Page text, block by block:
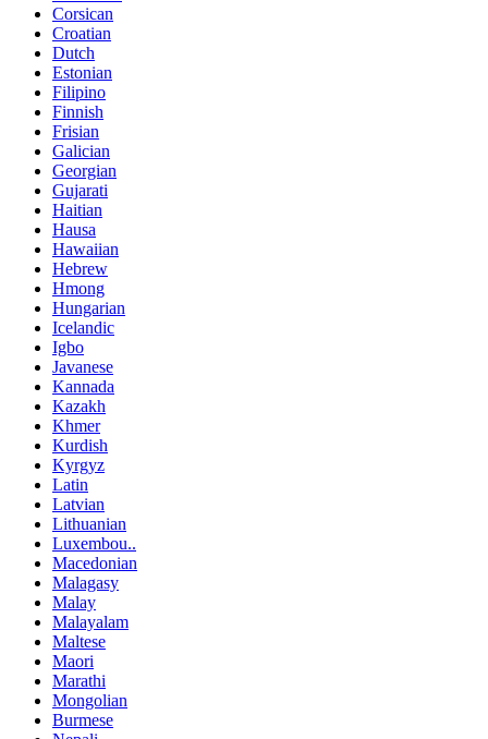
Corsican
Croatian
Dutch
Estonian
Filipino
Finnish
Frisian
Galician
Georgian
Gujarati
Haitian
Hausa
Hawaiian
Hebrew
Hmong
Hungarian
Icelandic
Igbo
Javanese
Kannada
Kazakh
Khmer
Kurdish
Kyrgyz
Latin
Latvian
Lithuanian
Luxembou..
Macedonian
Malagasy
Malay
Malayalam
Maltese
Maori
Marathi
Mongolian
Burmese